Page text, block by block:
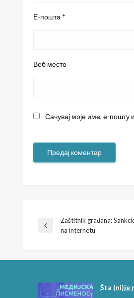
Е-пошта *
Веб место
Сачувај моје име, е-пошту
Кретање
чланка
Previous
Zaštitnik građana:
na internetu
Šta (ni)je